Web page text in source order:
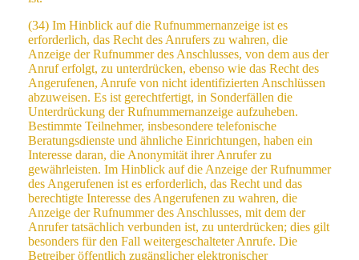
(34) Im Hinblick auf die Rufnummernanzeige ist es
erforderlich, das Recht des Anrufers zu wahren, die
Anzeige der Rufnummer des Anschlusses, von dem aus der
Anruf erfolgt, zu unterdrücken, ebenso wie das Recht des
Angerufenen, Anrufe von nicht identifizierten Anschlüssen
abzuweisen. Es ist gerechtfertigt, in Sonderfällen die
Unterdrückung der Rufnummernanzeige aufzuheben.
Bestimmte Teilnehmer, insbesondere telefonische
Beratungsdienste und ähnliche Einrichtungen, haben ein
Interesse daran, die Anonymität ihrer Anrufer zu
gewährleisten. Im Hinblick auf die Anzeige der Rufnummer
des Angerufenen ist es erforderlich, das Recht und das
berechtigte Interesse des Angerufenen zu wahren, die
Anzeige der Rufnummer des Anschlusses, mit dem der
Anrufer tatsächlich verbunden ist, zu unterdrücken; dies gilt
besonders für den Fall weitergeschalteter Anrufe. Die
Betreiber öffentlich zugänglicher elektronischer